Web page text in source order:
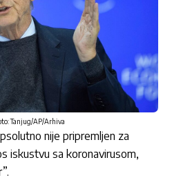
Tanjug/AP/Arhiva
nije pripremljen za
iskustvu sa koronavirusom,